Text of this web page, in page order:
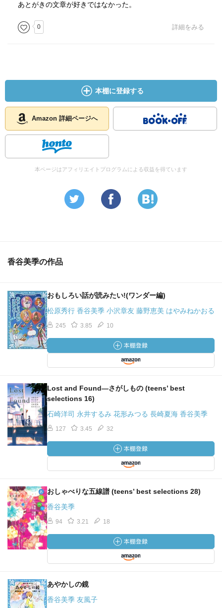
あとがきの文章が好きではなかった。
0 詳細をみる
本棚に登録する
Amazon 詳細ページへ
本ページはアフィリエイトプログラムによる収益を得ています
香谷美季の作品
おもしろい話が読みたい!(ワンダー編)
松原秀行 香谷美季 小沢章友 藤野恵美 はやみねかおる
245 3.85 10
Lost and Found―さがしもの (teens’ best
selections 16)
石崎洋司 永井するみ 花形みつる 長崎夏海 香谷美季
127 3.45 32
おしゃべりな五線譜 (teens’ best selections 28)
香谷美季
94 3.21 18
あやかしの鏡
香谷美季 友風子